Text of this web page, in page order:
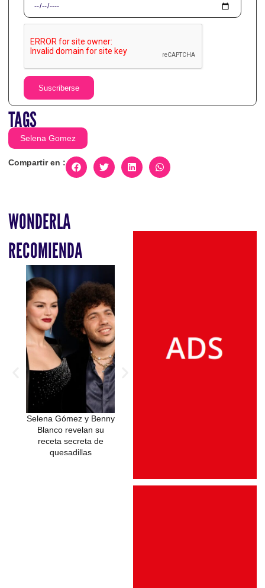
Suscriberse
TAGS
Selena Gomez
Compartir en :
WONDERLA
RECOMIENDA
Selena Gómez y Benny
Blanco revelan su
receta secreta de
quesadillas